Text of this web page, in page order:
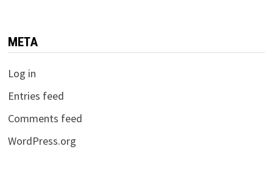
META
Log in
Entries feed
Comments feed
WordPress.org